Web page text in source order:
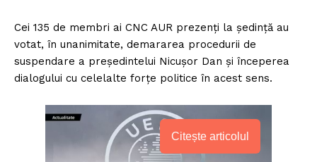
Cei 135 de membri ai CNC AUR prezenți la ședință au
votat, în unanimitate, demararea procedurii de
suspendare a președintelui Nicușor Dan și începerea
dialogului cu celelalte forțe politice în acest sens.
Citește articolul